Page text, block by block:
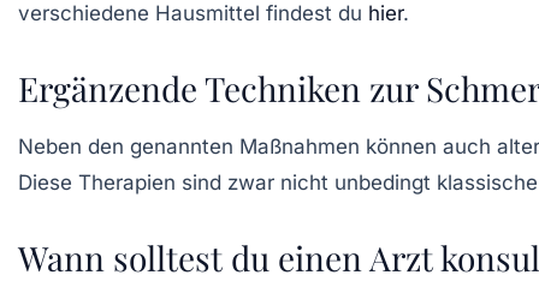
verschiedene Hausmittel findest du hier.
Ergänzende Techniken zur
Neben den genannten Maßnahmen können auch
Diese Therapien sind zwar nicht unbedingt
Wann solltest du einen Arzt